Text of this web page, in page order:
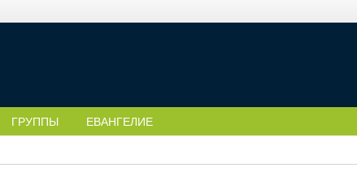
ГРУППЫ ЕВАНГЕЛИЕ